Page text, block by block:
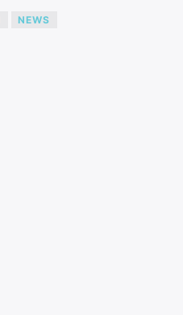
NEWS